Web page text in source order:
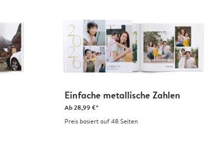
Einfache metallische Zahlen
Ab28,99 €*
Preis basiert auf 48 Seiten